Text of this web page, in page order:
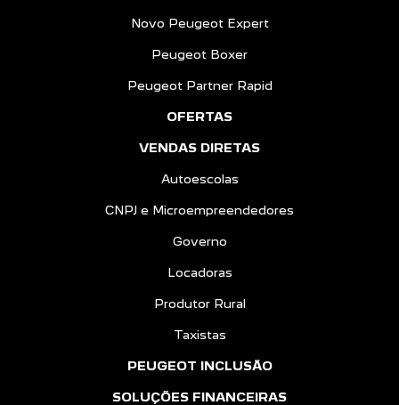
Novo Peugeot Expert
Peugeot Boxer
Peugeot Partner Rapid
OFERTAS
VENDAS DIRETAS
Autoescolas
CNPJ e Microempreendedores
Governo
Locadoras
Produtor Rural
Taxistas
PEUGEOT INCLUSÃO
SOLUÇÕES FINANCEIRAS